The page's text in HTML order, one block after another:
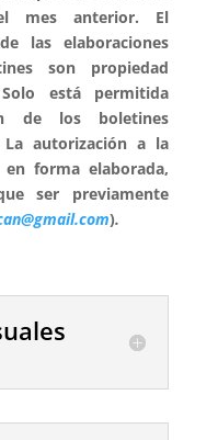
mes anterior. El
las elaboraciones
son propiedad
está permitida
de los boletines
autorización a la
forma elaborada,
ser previamente
).